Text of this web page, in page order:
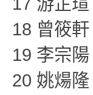
18 曾筱
19 李宗
20 姚煬